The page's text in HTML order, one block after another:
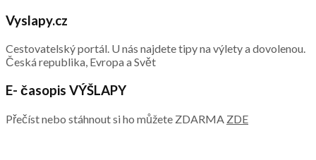
Vyslapy.cz
Cestovatelský portál. U nás najdete tipy na výlety a dovolenou.
Česká republika, Evropa a Svět
E- časopis VÝŠLAPY
Přečíst nebo stáhnout si ho můžete ZDARMA ZDE